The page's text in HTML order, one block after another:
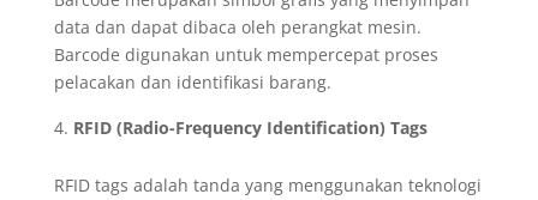
data dan dapat dibaca oleh perangkat mesin.
Barcode digunakan untuk mempercepat proses
pelacakan dan identifikasi barang.
RFID (Radio-Frequency Identification) Tags
RFID tags adalah tanda yang menggunakan teknologi